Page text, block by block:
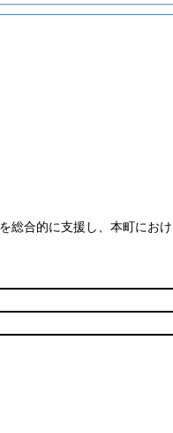
合的に支援し、本町にお